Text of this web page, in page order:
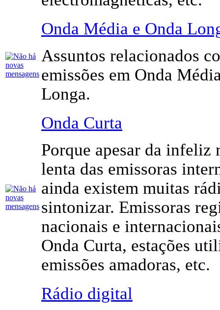
Onda Média e Onda
Assuntos relacionados
emissões em Onda
Longa.
Onda Curta
Porque apesar da infeliz
lenta das emissoras
ainda existem muitas
sintonizar. Emissoras
nacionais e
Onda Curta, estações
emissões amadoras, etc.
Rádio digital